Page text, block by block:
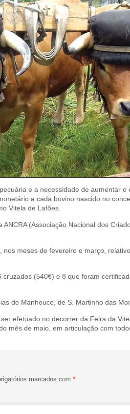
e a necessidade de aumentar
a cada bovino nascido no
Vitela de Lafões.
(Associação Nacional dos
meses de fevereiro e março,
(540€) e 8 que foram
de Manhouce, de S. Martinho das
efetuado no decorrer da Feira da
mês de maio, em articulação com
marcados com *